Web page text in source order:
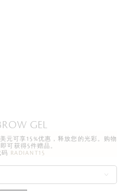
GEL
元可享15%优惠，释放您的光彩。购物
可获得5件赠品。
码
RADIANT15